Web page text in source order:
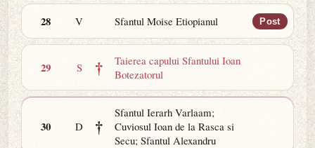
28 V Sfantul Moise Etiopianul Post
29 S †
Taierea capului Sfantului Ioan
Botezatorul
30 D †
Sfantul Ierarh Varlaam;
Cuviosul Ioan de la Rasca si
Secu; Sfantul Alexandru